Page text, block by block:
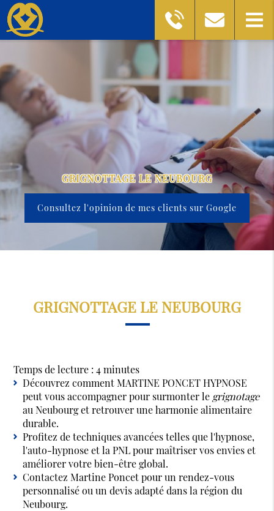
GRIGNOTTAGE LE NEUBOURG
Consultez l'opinion de mes clients sur Google
GRIGNOTTAGE LE NEUBOURG
Temps de lecture : 4 minutes
Découvrez comment MARTINE PONCET HYPNOSE
peut vous accompagner pour surmonter le grignotage
au Neubourg et retrouver une harmonie alimentaire
durable.
Profitez de techniques avancées telles que l'hypnose,
l'auto-hypnose et la PNL pour maîtriser vos envies et
améliorer votre bien-être global.
Contactez Martine Poncet pour un rendez-vous
personnalisé ou un devis adapté dans la région du
Neubourg.